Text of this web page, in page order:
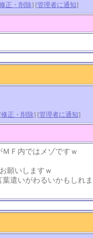
正・削除] [管理者に通知]
修正・削除] [管理者に通知]
Ｆ内ではメゾですｗ
願いしますｗ
遣いがわるいかもしれ